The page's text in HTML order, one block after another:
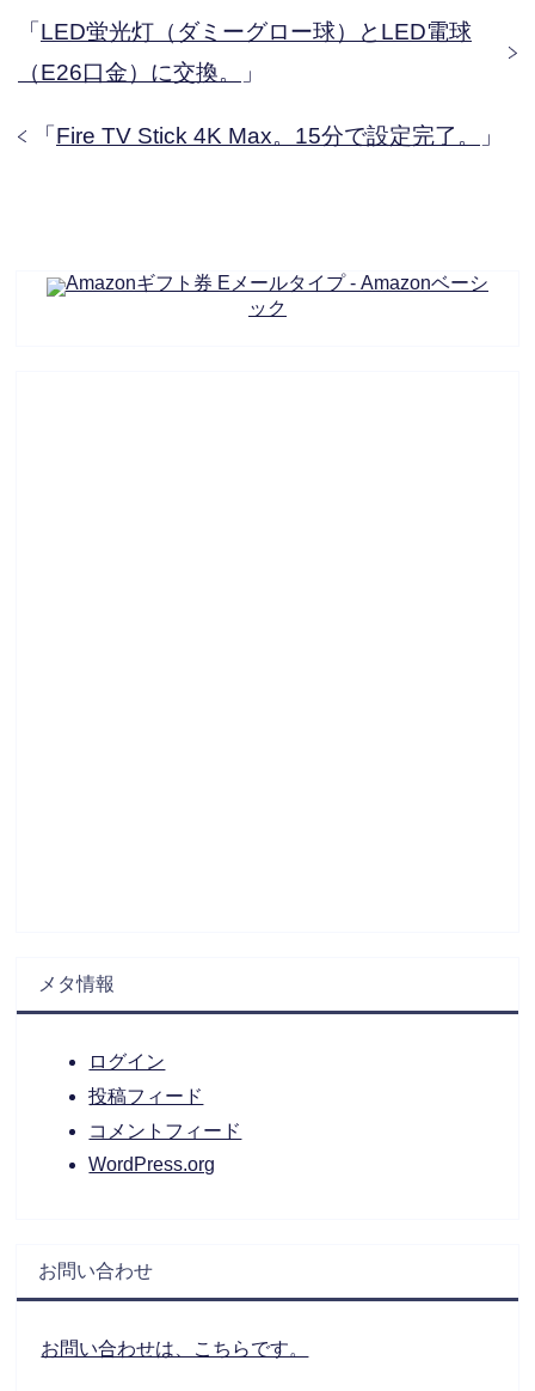
「 LED蛍光灯（ダミーグロー球）とLED電球
（E26口金）に交換。
」
「 Fire TV Stick 4K Max。15分で設定完了。 」
Amazonギフト券 Eメールタイプ - Amazonベーシ
ック
メタ情報
ログイン
投稿フィード
コメントフィード
WordPress.org
お問い合わせ
お問い合わせは、こちらです。